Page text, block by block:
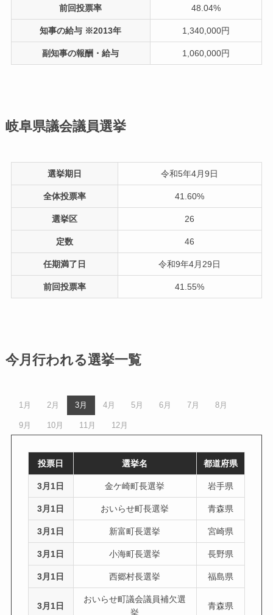
前回投票率 48.04%
知事の給与 ※2013年 1,340,000円
副知事の報酬・給与 1,060,000円
岐阜県議会議員選挙
選挙期日 令和5年4月9日
全体投票率 41.60%
選挙区 26
定数 46
任期満了日 令和9年4月29日
前回投票率 41.55%
今月行われる選挙一覧
1月 2月 3月 4月 5月 6月 7月 8月
9月 10月 11月 12月
投票日 選挙名 都道府県
3月1日 金ケ崎町長選挙 岩手県
3月1日 おいらせ町長選挙 青森県
3月1日 新富町長選挙 宮崎県
3月1日 小海町長選挙 長野県
3月1日 西郷村長選挙 福島県
3月1日
おいらせ町議会議員補欠選
挙
青森県